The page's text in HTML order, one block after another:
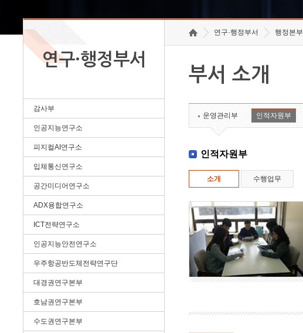
연구·행정부서
감사부
인공지능연구소
피지컬AI연구소
입체통신연구소
공간미디어연구소
ADX융합연구소
ICT전략연구소
인공지능안전연구소
우주항공반도체전략연구단
대경권연구본부
호남권연구본부
수도권연구본부
연구·행정부서 행정본부
부서 소개
운영관리부 인적자원부
인적자원부
소개 수행업무